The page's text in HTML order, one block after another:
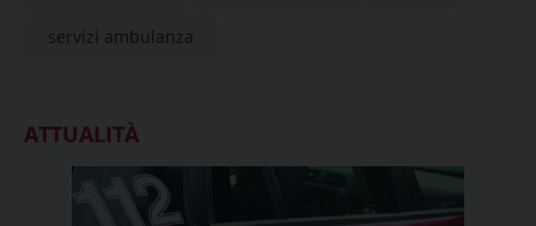
servizi ambulanza
ATTUALITÀ